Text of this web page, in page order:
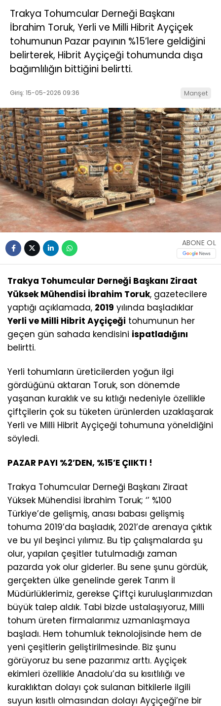
Trakya Tohumcular Derneği Başkanı
İbrahim Toruk, Yerli ve Milli Hibrit Ayçiçek
tohumunun Pazar payının %15’lere geldiğini
belirterek, Hibrit Ayçiçeği tohumunda dışa
bağımlılığın bittiğini belirtti.
Giriş: 15-05-2026 09:36 Manşet
ABONE OL
Trakya Tohumcular Derneği Başkanı Ziraat
Yüksek Mühendisi İbrahim Toruk, gazetecilere
yaptığı açıklamada, 2019 yılında başladıklar
Yerli ve Milli Hibrit Ayçiçeği tohumunun her
geçen gün sahada kendisini ispatladığını
belirtti.
Yerli tohumların üreticilerden yoğun ilgi
gördüğünü aktaran Toruk, son dönemde
yaşanan kuraklık ve su kıtlığı nedeniyle özellikle
çiftçilerin çok su tüketen ürünlerden uzaklaşarak
Yerli ve Milli Hibrit Ayçiçeği tohumuna yöneldiğini
söyledi.
PAZAR PAYI %2’DEN, %15’E ÇIIKTI !
Trakya Tohumcular Derneği Başkanı Ziraat
Yüksek Mühendisi İbrahim Toruk; ‘’ %100
Türkiye’de gelişmiş, anası babası gelişmiş
tohuma 2019’da başladık, 2021’de arenaya çıktık
ve bu yıl beşinci yılımız. Bu tip çalışmalarda şu
olur, yapılan çeşitler tutulmadığı zaman
pazarda yok olur giderler. Bu sene şunu gördük,
gerçekten ülke genelinde gerek Tarım İl
Müdürlüklerimiz, gerekse Çiftçi kuruluşlarımızdan
büyük talep aldık. Tabi bizde ustalaşıyoruz, Milli
tohum üreten firmalarımız uzmanlaşmaya
başladı. Hem tohumluk teknolojisinde hem de
yeni çeşitlerin geliştirilmesinde. Biz şunu
görüyoruz bu sene pazarımız arttı. Ayçiçek
ekimleri özellikle Anadolu’da su kısıtlılığı ve
kuraklıktan dolayı çok sulanan bitkilerle ilgili
suyun kısıtlı olmasından dolayı Ayçiçeği’ne bir